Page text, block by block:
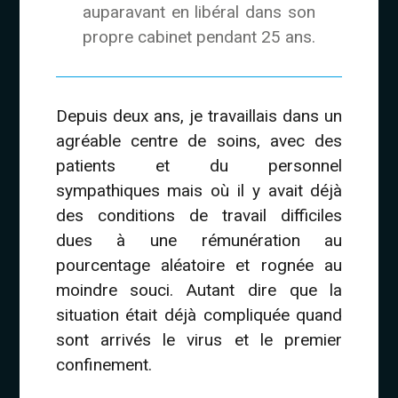
auparavant en libéral dans son
propre cabinet pendant 25 ans.
Depuis deux ans, je travaillais dans un
agréable centre de soins, avec des
patients et du personnel
sympathiques mais où il y avait déjà
des conditions de travail difficiles
dues à une rémunération au
pourcentage aléatoire et rognée au
moindre souci. Autant dire que la
situation était déjà compliquée quand
sont arrivés le virus et le premier
confinement.